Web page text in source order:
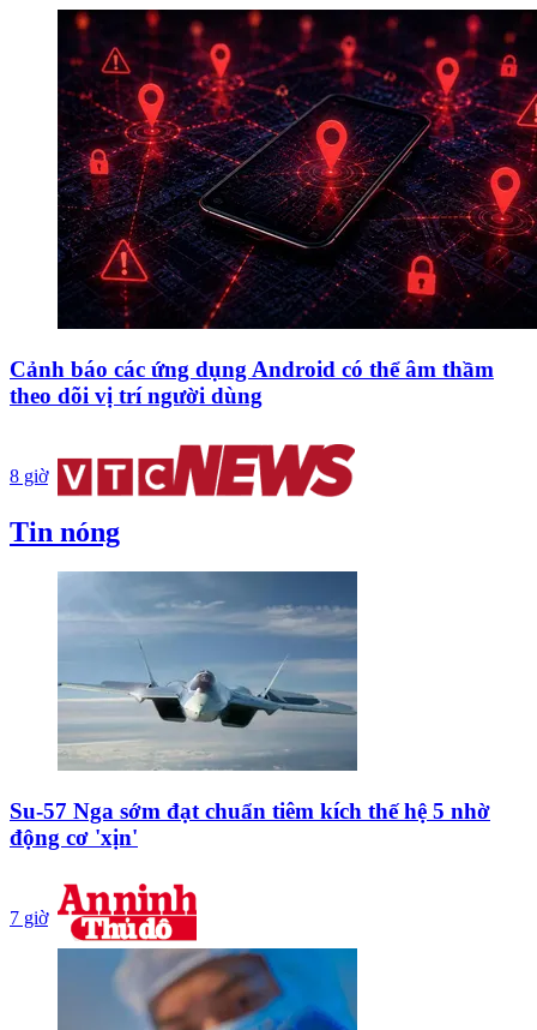
Cảnh báo các ứng dụng Android có thể âm thầm
theo dõi vị trí người dùng
8 giờ
Tin nóng
Su-57 Nga sớm đạt chuẩn tiêm kích thế hệ 5 nhờ
động cơ 'xịn'
7 giờ